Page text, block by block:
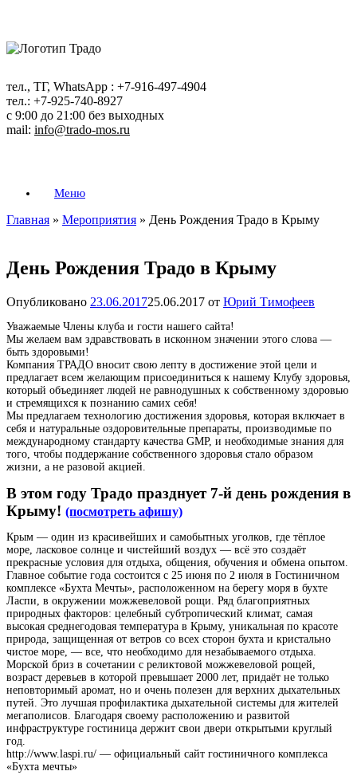
содержанию
тел., ТГ, WhatsApp : +7-916-497-4904
тел.: +7-925-740-8927
с 9:00 до 21:00 без выходных
mail: info@trado-mos.ru
Меню
Главная » Мероприятия » День Рождения Традо в Крыму
День Рождения Традо в Крыму
Опубликовано 23.06.201725.06.2017 от Юрий Тимофеев
Уважаемые Члены клуба и гости нашего сайта!
Мы желаем вам здравствовать в исконном значении этого слова —
быть здоровыми!
Компания ТРАДО вносит свою лепту в достижение этой цели и
предлагает всем желающим присоединиться к нашему Клубу здоровья,
который объединяет людей не равнодушных к собственному здоровью
и стремящихся к познанию самих себя!
Мы предлагаем технологию достижения здоровья, которая включает в
себя и натуральные оздоровительные препараты, производимые по
международному стандарту качества GMP, и необходимые знания для
того, чтобы поддержание собственного здоровья стало образом
жизни, а не разовой акцией.
В этом году Традо празднует 7-й день рождения в
Крыму! (посмотреть афишу)
Крым — один из красивейших и самобытных уголков, где тёплое
море, ласковое солнце и чистейший воздух — всё это создаёт
прекрасные условия для отдыха, общения, обучения и обмена опытом.
Главное событие года состоится с 25 июня по 2 июля в Гостиничном
комплексе «Бухта Мечты», расположенном на берегу моря в бухте
Ласпи, в окружении можжевеловой рощи. Ряд благоприятных
природных факторов: целебный субтропический климат, самая
высокая среднегодовая температура в Крыму, уникальная по красоте
природа, защищенная от ветров со всех сторон бухта и кристально
чистое море, — все, что необходимо для незабываемого отдыха.
Морской бриз в сочетании с реликтовой можжевеловой рощей,
возраст деревьев в которой превышает 2000 лет, придаёт не только
неповторимый аромат, но и очень полезен для верхних дыхательных
путей. Это лучшая профилактика дыхательной системы для жителей
мегаполисов. Благодаря своему расположению и развитой
инфраструктуре гостиница держит свои двери открытыми круглый
год.
http://www.laspi.ru/ — официальный сайт гостиничного комплекса
«Бухта мечты»